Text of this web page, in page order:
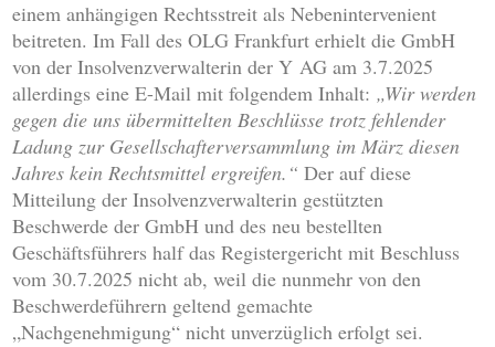
einem anhängigen Rechtsstreit als Nebenintervenient
beitreten. Im Fall des OLG Frankfurt erhielt die GmbH
von der Insolvenzverwalterin der Y AG am 3.7.2025
allerdings eine E-Mail mit folgendem Inhalt: „Wir werden
gegen die uns übermittelten Beschlüsse trotz fehlender
Ladung zur Gesellschafterversammlung im März diesen
Jahres kein Rechtsmittel ergreifen.“ Der auf diese
Mitteilung der Insolvenzverwalterin gestützten
Beschwerde der GmbH und des neu bestellten
Geschäftsführers half das Registergericht mit Beschluss
vom 30.7.2025 nicht ab, weil die nunmehr von den
Beschwerdeführern geltend gemachte
„Nachgenehmigung“ nicht unverzüglich erfolgt sei.